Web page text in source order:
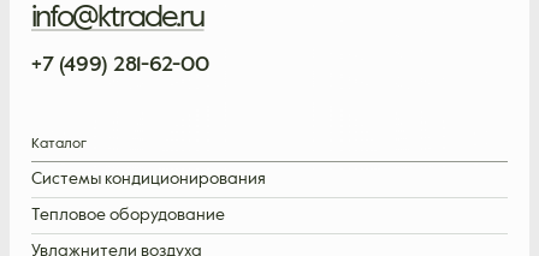
info@ktrade.ru
+7 (499) 281-62-00
Каталог
Системы кондиционирования
Тепловое оборудование
Увлажнители воздуха